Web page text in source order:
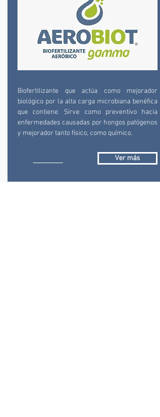
Biofertilizante que actúa como mejorador
biológico por la alta carga microbiana benéfica
que contiene. Sirve como preventivo hacia
enfermedades causadas por hongos patógenos
y mejorador tanto físico, como químico.
Ver más